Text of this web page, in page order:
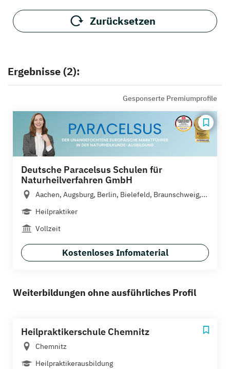
Zurücksetzen
Ergebnisse (2):
Gesponserte Premiumprofile
Deutsche Paracelsus Schulen für
Naturheilverfahren GmbH
Aachen, Augsburg, Berlin, Bielefeld, Braunschweig,...
Heilpraktiker
Vollzeit
Kostenloses Infomaterial
Weiterbildungen ohne ausführliches Profil
Heilpraktikerschule Chemnitz
Chemnitz
Heilpraktikerausbildung